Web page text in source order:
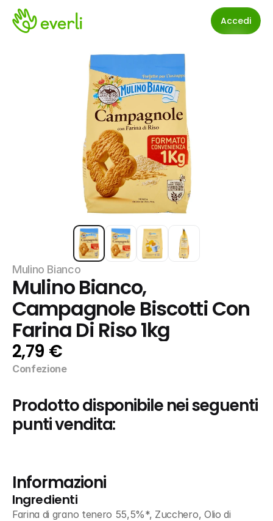
Accedi
Mulino Bianco
Mulino Bianco,
Campagnole Biscotti Con
Farina Di Riso 1kg
2,79 €
Confezione
Prodotto disponibile nei seguenti
punti vendita:
Informazioni
Ingredienti
Farina di grano tenero 55,5%*, Zucchero, Olio di